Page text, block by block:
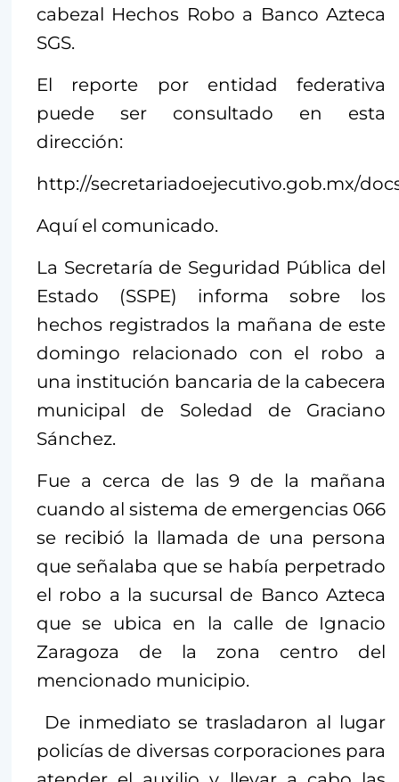
cabezal Hechos Robo a Banco Azteca
SGS.
El reporte por entidad federativa
puede ser consultado en esta
dirección:
http://secretariadoejecutivo.gob.mx/
Aquí el comunicado.
La Secretaría de Seguridad Pública del
Estado (SSPE) informa sobre los
hechos registrados la mañana de este
domingo relacionado con el robo a
una institución bancaria de la cabecera
municipal de Soledad de Graciano
Sánchez.
Fue a cerca de las 9 de la mañana
cuando al sistema de emergencias 066
se recibió la llamada de una persona
que señalaba que se había perpetrado
el robo a la sucursal de Banco Azteca
que se ubica en la calle de Ignacio
Zaragoza de la zona centro del
mencionado municipio.
De inmediato se trasladaron al lugar
policías de diversas corporaciones para